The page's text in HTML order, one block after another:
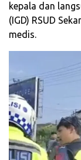
kepala dan
(IGD) RSUD
medis.